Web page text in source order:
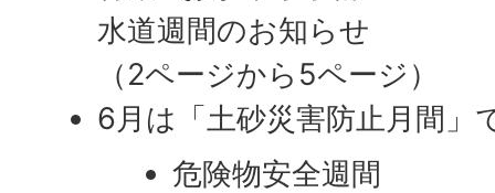
水道週間のお知らせ
（2ページから5ページ）
6月は「土砂災害防止月間」
危険物安全週間